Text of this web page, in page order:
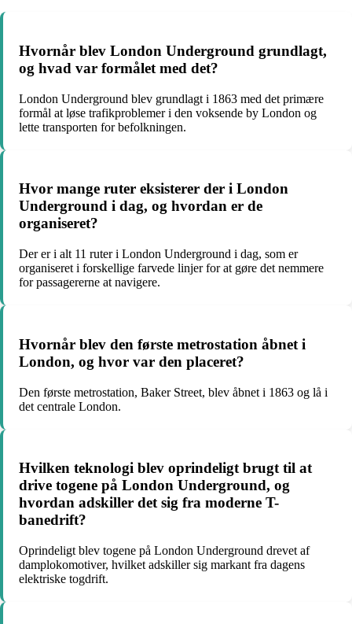
Hvornår blev London Underground grundlagt,
og hvad var formålet med det?
London Underground blev grundlagt i 1863 med det primære
formål at løse trafikproblemer i den voksende by London og
lette transporten for befolkningen.
Hvor mange ruter eksisterer der i London
Underground i dag, og hvordan er de
organiseret?
Der er i alt 11 ruter i London Underground i dag, som er
organiseret i forskellige farvede linjer for at gøre det nemmere
for passagererne at navigere.
Hvornår blev den første metrostation åbnet i
London, og hvor var den placeret?
Den første metrostation, Baker Street, blev åbnet i 1863 og lå i
det centrale London.
Hvilken teknologi blev oprindeligt brugt til at
drive togene på London Underground, og
hvordan adskiller det sig fra moderne T-
banedrift?
Oprindeligt blev togene på London Underground drevet af
damplokomotiver, hvilket adskiller sig markant fra dagens
elektriske togdrift.